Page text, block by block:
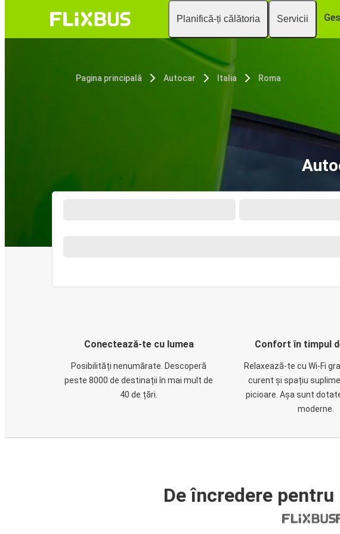
Planifică-ți călătoria Servicii
Pagina principală Autocar Italia Roma
Conectează-te cu lumea
Posibilități nenumărate. Descoperă
peste 8000 de destinații în mai mult de
40 de țări.
Confort în timpul
Relaxează-te cu Wi-Fi
curent și spațiu
picioare. Așa sunt
moderne.
De încredere